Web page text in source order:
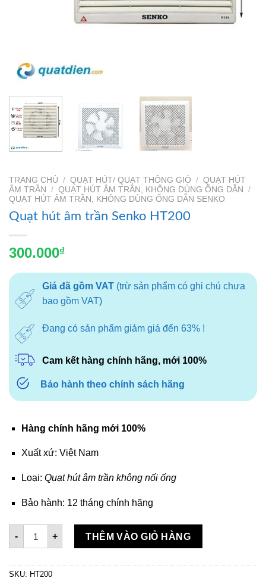
TRANG CHỦ / QUẠT HÚT/ QUẠT THÔNG GIÓ / QUẠT HÚT
ÂM TRẦN
/ QUẠT HÚT ÂM TRẦN, KHÔNG DÙNG ỐNG DẪN
/
QUẠT HÚT ÂM TRẦN, KHÔNG DÙNG ỐNG DẪN SENKO
Quạt hút âm trần Senko HT200
300.000₫
Giá đã gồm VAT(trừ sản phẩm có ghi chú chưa
bao gồm VAT)
Đang có sản phẩm giảm giá đến 63% !
Cam kết hàng chính hãng, mới 100%
Bảo hành theo chính sách hãng
Hàng chính hãng mới 100%
Xuất xứ: Việt Nam
Loại: Quạt hút âm trần không nối ống
Bảo hành: 12 tháng chính hãng
-
Quạt hút âm trần Senko HT200 số lượng
+ THÊM VÀO GIỎ HÀNG
SKU: HT200